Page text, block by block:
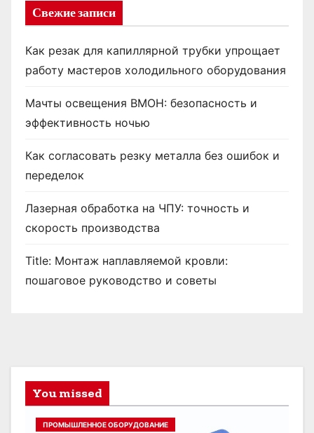
Свежие записи
Как резак для капиллярной трубки упрощает
работу мастеров холодильного оборудования
Мачты освещения ВМОН: безопасность и
эффективность ночью
Как согласовать резку металла без ошибок и
переделок
Лазерная обработка на ЧПУ: точность и
скорость производства
Title: Монтаж наплавляемой кровли:
пошаговое руководство и советы
You missed
ПРОМЫШЛЕННОЕ ОБОРУДОВАНИЕ